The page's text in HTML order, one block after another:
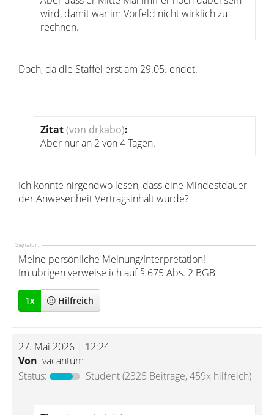
wird, damit war im Vorfeld nicht wirklich zu
rechnen.
Doch, da die Staffel erst am 29.05. endet.
Zitat(von drkabo):
Aber nur an 2 von 4 Tagen.
Ich konnte nirgendwo lesen, dass eine Mindestdauer
der Anwesenheit Vertragsinhalt wurde?
Signatur:
Meine persönliche Meinung/Interpretation!
Im übrigen verweise ich auf § 675 Abs. 2 BGB
1x Hilfreich
27. Mai 2026 | 12:24
Von vacantum
Status:
Student(2325 Beiträge, 459x hilfreich)